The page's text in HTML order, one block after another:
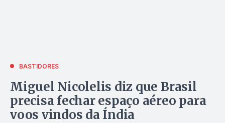
BASTIDORES
Miguel Nicolelis diz que Brasil
precisa fechar espaço aéreo para
voos vindos da Índia